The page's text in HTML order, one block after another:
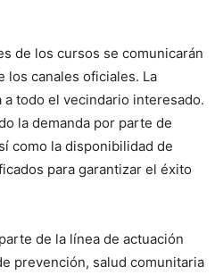
de los cursos se comunicarán
los canales oficiales. La
todo el vecindario interesado.
la demanda por parte de
como la disponibilidad de
para garantizar el éxito
de la línea de actuación
prevención, salud comunitaria